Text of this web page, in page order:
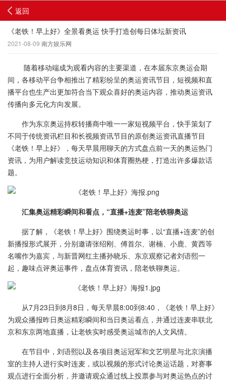
返回
《老铁！早上好》全景看奥运 快手打造创每日体坛新资讯
2021-08-09 南方娱乐网
随着移动端成为观看内容的主要渠道，在本届东京奥运会期
间，各移动平台争相推出了精彩纷呈的奥运资讯节目，短视频和直
播平台也生产出更加符合当下观众喜好的奥运内容，推动奥运资讯
传播向多元化方向发展。
作为东京奥运持权转播商中唯一一家短视频平台，快手策划了
不同于传统资讯栏目和长视频资讯节目的原创奥运资讯直播节目
《老铁！早上好》，每天早晨用聊天的方式盘点前一天的奥运热门
资讯，为用户解读竞技运动知识和体育圈热梗，打造出许多爆款话
题。
汇集奥运精彩瞬间和看点，“直播+连麦”陪老铁聊奥运
据了解，《老铁！早上好》围绕奥运时事，以“直播+连麦”的创
新播报形式展开，分别邀请张绍刚、傅首尔、谢楠、小鹿、黄西等
名嘴作为嘉宾，与新晋网红主播孙晓乐、东京观察记者刘语熙一
起，趣味点评奥运事件，盘点体育资讯，陪老铁聊奥运。
从7月23日到8月8日，每天早晨8:00到8:40，《老铁！早上好》
为观众播报昨日奥运精彩瞬间和当日奥运看点，并通过连麦串联北
京和东京两地直播，让老铁实时感受奥运城市的人文风情。
在节目中，刘语熙以及各项目奥运冠军和文艺明星与北京演播
室的主持人进行实时连麦，或以视频的形式讨论奥运话题，对赛事
观点进行全面分析，并邀请观众通过线上投票参与对奥运热点的讨